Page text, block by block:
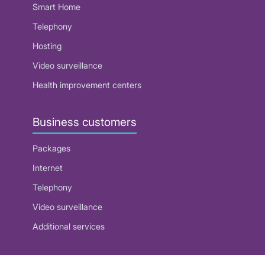
Smart Home
Telephony
Hosting
Video surveillance
Health improvement centers
Business customers
Packages
Internet
Telephony
Video surveillance
Additional services